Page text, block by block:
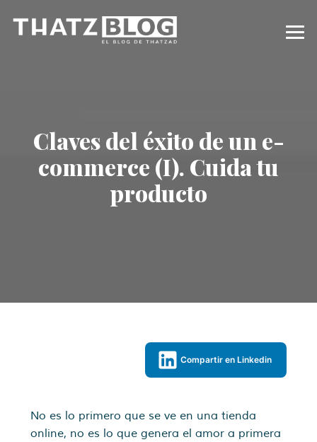
Claves del éxito de un e-
commerce (I). Cuida tu
producto
Compartir en Linkedin
No es lo primero que se ve en una tienda
online, no es lo que genera el amor a primera